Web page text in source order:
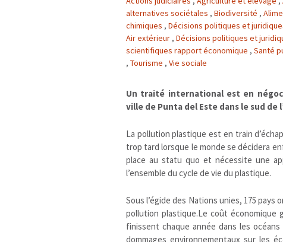
alternatives sociétales , Biodiversité ,
chimiques , Décisions politiques et
Air extérieur , Décisions politiques et
scientifiques rapport économique , Santé
, Tourisme , Vie sociale
Un traité international est en
ville de Punta del Este dans le sud de
La pollution plastique est en train
trop tard lorsque le monde se décidera
place au statu quo et nécessite une
l’ensemble du cycle de vie du plastique.
Sous l’égide des Nations unies, 175
pollution plastique.Le coût économique
finissent chaque année dans les
dommages environnementaux sur les